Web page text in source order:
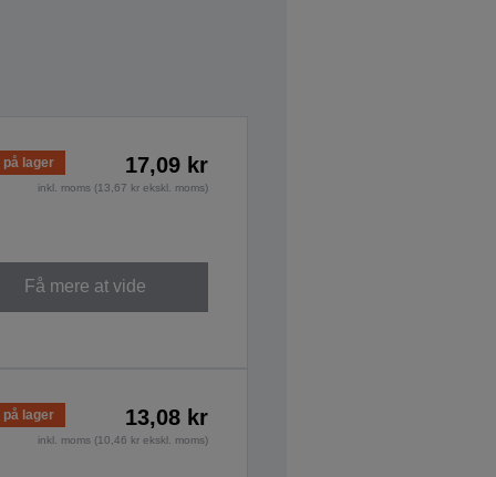
på lager 17,09 kr
inkl. moms (13,67 kr ekskl. moms)
Få mere at vide
på lager 13,08 kr
inkl. moms (10,46 kr ekskl. moms)